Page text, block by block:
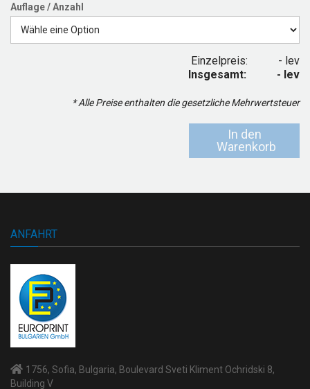
Auflage / Anzahl
Einzelpreis:
- lev
Insgesamt:
- lev
* Alle Preise enthalten die gesetzliche Mehrwertsteuer
In den
Warenkorb
ANFAHRT
1756, Sofia, Bulgaria, Boulevard Sveti Kliment Ochridski 8,
Building V